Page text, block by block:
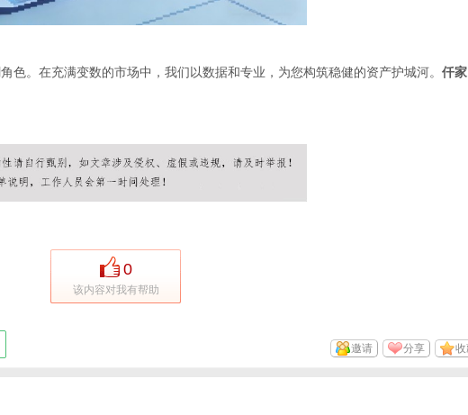
角色。在充满变数的市场中，我们以数据和专业，为您构筑稳健的资产护城河。 仟
0
该内容对我有帮助
分享
邀请